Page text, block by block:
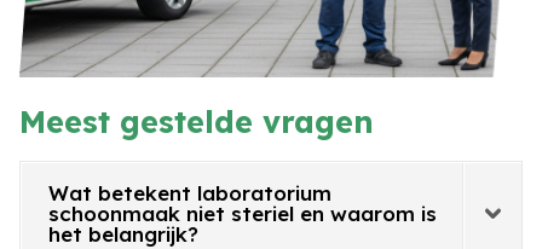
Meest gestelde vragen
Wat betekent laboratorium
schoonmaak niet steriel en waarom is
het belangrijk?